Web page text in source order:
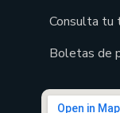
Consulta tu
Boletas de